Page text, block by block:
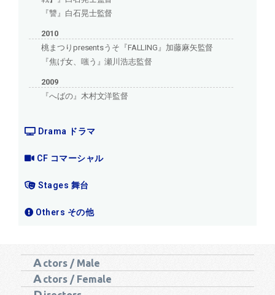
『讐』白石晃士監督
2010
桃まつりpresentsうそ『FALLING』加藤麻矢監督
『焦げ女、嗤う』瀬川浩志監督
2009
『へばの』木村文洋監督
Drama ドラマ
CF コマーシャル
Stages 舞台
Others その他
A ctors / Male
A ctors / Female